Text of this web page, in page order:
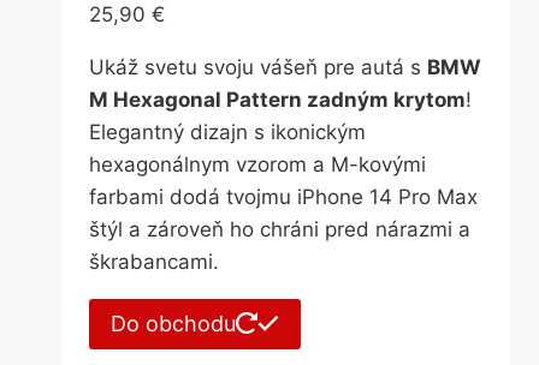
25,90 €
Ukáž svetu svoju vášeň pre autá s BMW
M Hexagonal Pattern zadným krytom!
Elegantný dizajn s ikonickým
hexagonálnym vzorom a M-kovými
farbami dodá tvojmu iPhone 14 Pro Max
štýl a zároveň ho chráni pred nárazmi a
škrabancami.
Do obchodu